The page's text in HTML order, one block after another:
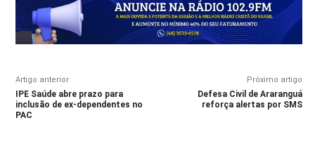
Artigo anterior
IPE Saúde abre prazo para
inclusão de ex-dependentes no
PAC
Próximo artigo
Defesa Civil de Araranguá
reforça alertas por SMS